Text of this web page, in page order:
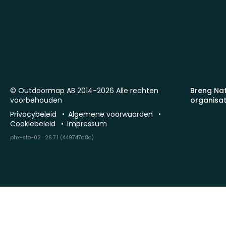
Breng
© Outdoormap AB 2014-2026 Alle rechten
voorbehouden
Privacybeleid
Algemene voorwaarden
Cookiebeleid
Impressum
phx-sto-02 · 26.7.1 (449747a8c)